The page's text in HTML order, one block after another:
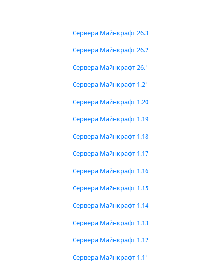
Сервера Майнкрафт 26.3
Сервера Майнкрафт 26.2
Сервера Майнкрафт 26.1
Сервера Майнкрафт 1.21
Сервера Майнкрафт 1.20
Сервера Майнкрафт 1.19
Сервера Майнкрафт 1.18
Сервера Майнкрафт 1.17
Сервера Майнкрафт 1.16
Сервера Майнкрафт 1.15
Сервера Майнкрафт 1.14
Сервера Майнкрафт 1.13
Сервера Майнкрафт 1.12
Сервера Майнкрафт 1.11